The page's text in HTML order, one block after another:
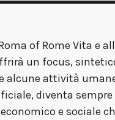
of Rome Vita e
un focus,
attività
diventa
e sociale